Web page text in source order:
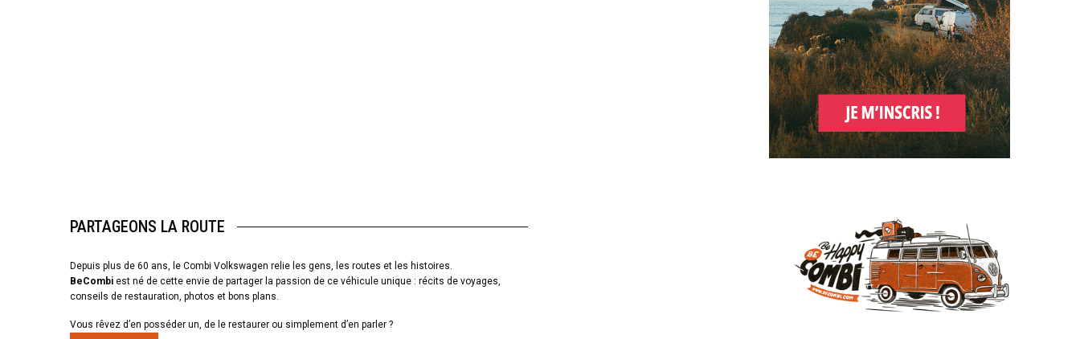
PARTAGEONS LA ROUTE
Depuis plus de 60 ans, le Combi Volkswagen relie les gens, les routes et les histoires.
BeCombi est né de cette envie de partager la passion de ce véhicule unique : récits de voyages,
conseils de restauration, photos et bons plans.
Vous rêvez d’en posséder un, de le restaurer ou simplement d’en parler ?